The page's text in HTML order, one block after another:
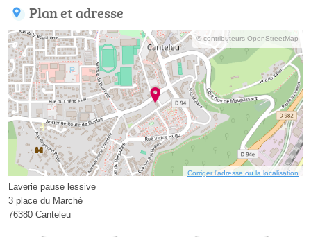
Plan et adresse
© contributeurs OpenStreetMap
Corriger l’adresse ou la localisation
Laverie pause lessive
3 place du Marché
76380 Canteleu